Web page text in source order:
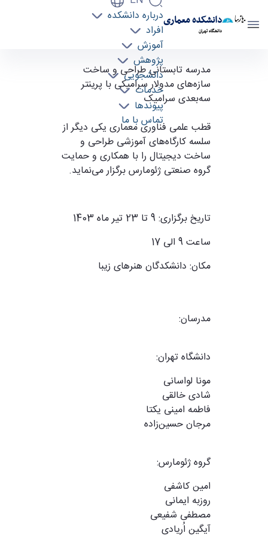
دانشکده معماری
دانشگاه تهران
درباره دانشکده
افراد
آموزش
پژوهش
دانشجویی
خدمات
پیوندها
تماس با ما
مدرسه تابستانی طراحی و ساخت سازه‌‌های مدولار
سرامیکی با پرینتر سه‌بعدی سرامیک - دانشکده
مدرسه تابستانی طراحی و ساخت
سازه‌‌های مدولار سرامیکی با پرینتر
سه‌بعدی سرامیک
قطب علمی فناوری معماری یکی دیگر از
سلسه کارگاه‌های آموزشی طراحی و
ساخت دیجیتال را با همکاری و حمایت
گروه صنعتی ژئومارس برگزار می‌نماید.
تاریخ برگزاری: 9 تا 23 تیر ماه 1403
ساعت 9 الی 17
مکان: دانشکدگان هنرهای زیبا
مدرسان:
دانشگاه تهران:
مونا لواسانی
شادی خالقی
فاطمه امینی یکتا
مرجان حسین‌زاده
گروه ژئومارس:
امین کاشفی
روزبه ایمانی
مصطفی شفیعی
آیگین اُریادی